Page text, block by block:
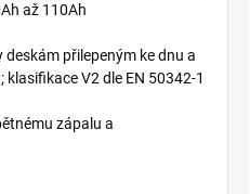
až 110Ah
přilepeným ke dnu a
V2 dle EN 50342-1
zápalu a